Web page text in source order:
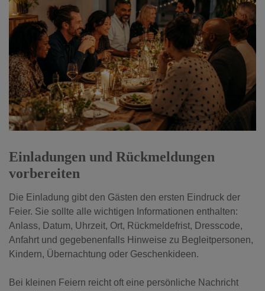
Einladungen und Rückmeldungen
vorbereiten
Die Einladung gibt den Gästen den ersten Eindruck der
Feier. Sie sollte alle wichtigen Informationen enthalten:
Anlass, Datum, Uhrzeit, Ort, Rückmeldefrist, Dresscode,
Anfahrt und gegebenenfalls Hinweise zu Begleitpersonen,
Kindern, Übernachtung oder Geschenkideen.
Bei kleinen Feiern reicht oft eine persönliche Nachricht